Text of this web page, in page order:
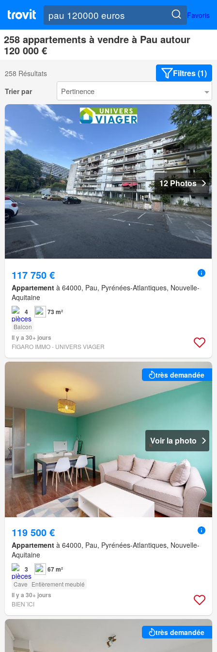
Favoris
258 appartements à vendre à Pau autour
120 000 €
258 Résultats Filtres (1)
Trier par
12 Photos
117 750 €
Appartement à 64000, Pau, Pyrénées-Atlantiques, Nouvelle-
Aquitaine
4 73 m²
Balcon
Il y a 30+ jours
FIGARO IMMO - UNIVERS VIAGER
très demandée
Voir la photo
119 500 €
Appartement à 64000, Pau, Pyrénées-Atlantiques, Nouvelle-
Aquitaine
3 67 m²
Cave Entièrement meublé
Il y a 30+ jours
BIEN´ICI
très demandée